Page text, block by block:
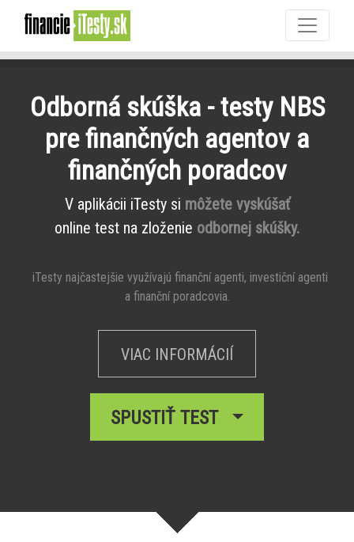
Odborná skúška - testy NBS
pre finančných agentov a
finančných poradcov
V aplikácii iTesty si môžete vyskúšať
online test na zloženie odbornej skúšky.
iTesty najčastejšie využívajú finanční agenti, investiční agenti
a finanční poradcovia.
VIAC INFORMÁCIÍ
SPUSTIŤ TEST